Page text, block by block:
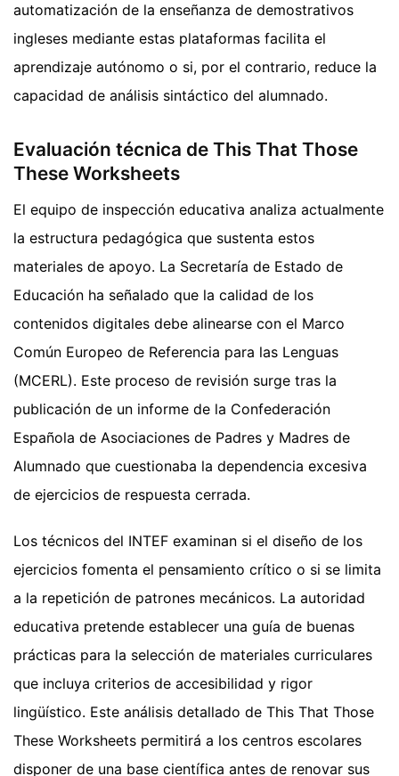
automatización de la enseñanza de demostrativos
ingleses mediante estas plataformas facilita el
aprendizaje autónomo o si, por el contrario, reduce la
capacidad de análisis sintáctico del alumnado.
Evaluación técnica de This That Those
These Worksheets
El equipo de inspección educativa analiza actualmente
la estructura pedagógica que sustenta estos
materiales de apoyo. La Secretaría de Estado de
Educación ha señalado que la calidad de los
contenidos digitales debe alinearse con el Marco
Común Europeo de Referencia para las Lenguas
(MCERL). Este proceso de revisión surge tras la
publicación de un informe de la Confederación
Española de Asociaciones de Padres y Madres de
Alumnado que cuestionaba la dependencia excesiva
de ejercicios de respuesta cerrada.
Los técnicos del INTEF examinan si el diseño de los
ejercicios fomenta el pensamiento crítico o si se limita
a la repetición de patrones mecánicos. La autoridad
educativa pretende establecer una guía de buenas
prácticas para la selección de materiales curriculares
que incluya criterios de accesibilidad y rigor
lingüístico. Este análisis detallado de This That Those
These Worksheets permitirá a los centros escolares
disponer de una base científica antes de renovar sus